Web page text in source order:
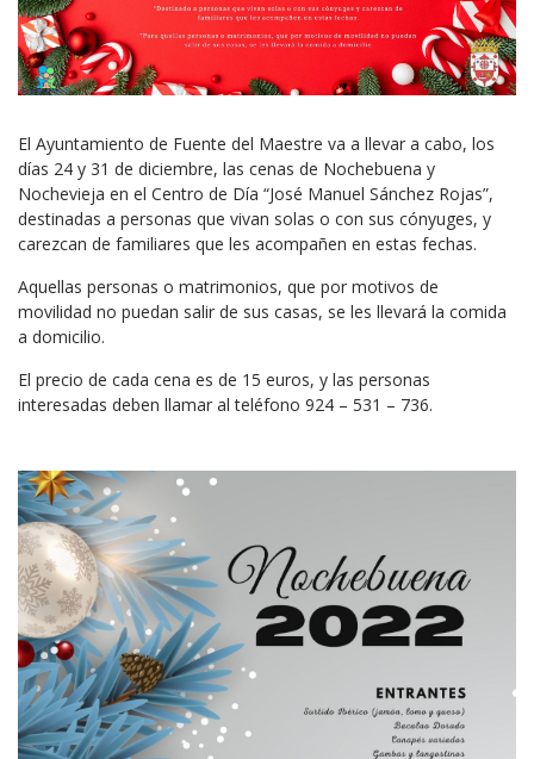
El Ayuntamiento de Fuente del Maestre va a llevar a cabo, los
días 24 y 31 de diciembre, las cenas de Nochebuena y
Nochevieja en el Centro de Día “José Manuel Sánchez Rojas”,
destinadas a personas que vivan solas o con sus cónyuges, y
carezcan de familiares que les acompañen en estas fechas.
Aquellas personas o matrimonios, que por motivos de
movilidad no puedan salir de sus casas, se les llevará la comida
a domicilio.
El precio de cada cena es de 15 euros, y las personas
interesadas deben llamar al teléfono 924 – 531 – 736.